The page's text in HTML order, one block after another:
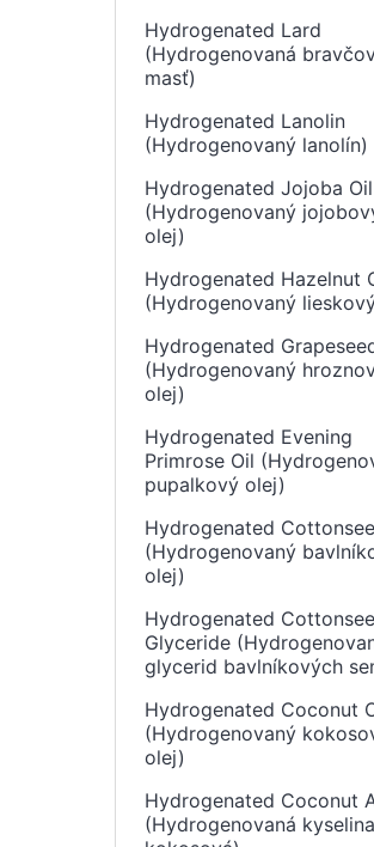
Hydrogenated Lard
(Hydrogenovaná
masť)
Hydrogenated Lanolin
(Hydrogenovaný lanolín)
Hydrogenated Jojoba Oil
(Hydrogenovaný
olej)
Hydrogenated Hazelnut
(Hydrogenovaný
Hydrogenated
(Hydrogenovaný
olej)
Hydrogenated Evening
Primrose Oil
pupalkový olej)
Hydrogenated
(Hydrogenovaný
olej)
Hydrogenated
Glyceride
glycerid bavlníkových
Hydrogenated Coconut
(Hydrogenovaný
olej)
Hydrogenated Coconut
(Hydrogenovaná kyselina